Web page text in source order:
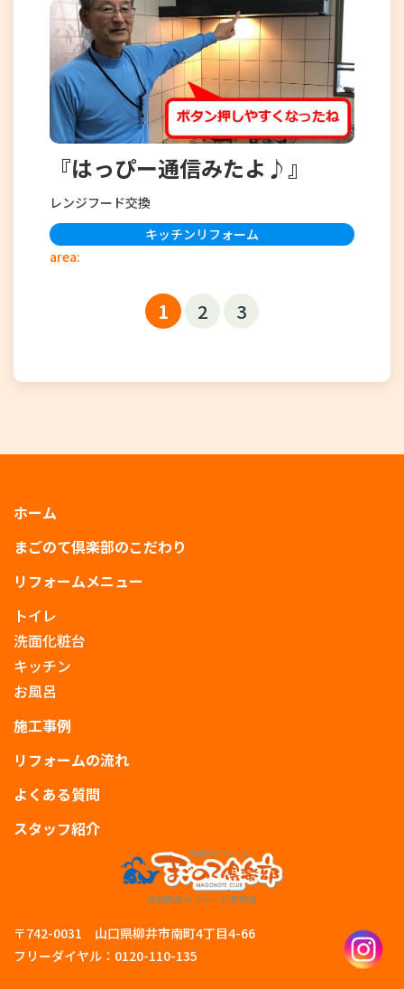
『はっぴー通信みたよ♪』
レンジフード交換
キッチンリフォーム
area:
1 2 3
〒742-0031 山口県柳井市南町4丁目4-66
フリーダイヤル：0120-110-135
ホーム
まごのて倶楽部のこだわり
リフォームメニュー
トイレ
洗面化粧台
キッチン
お風呂
施工事例
リフォームの流れ
よくある質問
スタッフ紹介